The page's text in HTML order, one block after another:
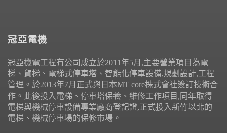
冠亞電機
冠亞機電工程有公司成立於2011年5月,主要營業項目為電
梯、貨梯、電梯式停車塔、智能化停車設備,規劃設計,工程
管理。於2013年7月正式與日本MT core株式會社簽訂技術合
作。此後投入電梯、停車塔保養、維修工作項目,同年取得
電梯與機械停車設備專業廠商登記證,正式投入新竹以北的
電梯、機械停車場的保修市場。